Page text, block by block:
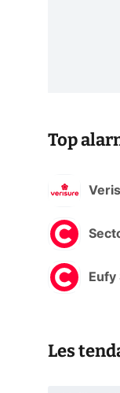
Top
Les